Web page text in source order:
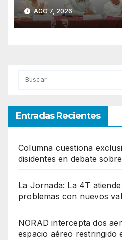
trabajadores
terminen de
AGO 7, 2026
Entradas Recientes
Columna cuestiona
disidentes en debate
La Jornada: La 4T
problemas con nuevos
NORAD intercepta dos
espacio aéreo restringido